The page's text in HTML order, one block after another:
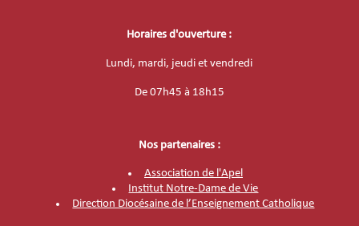
Horaires d'ouverture :
Lundi, mardi, jeudi et vendredi
De07h45 à 18h15
Nos partenaires :
Association de l'Apel
Institut Notre-Dame de Vie
Direction Diocésaine de l’Enseignement Catholique